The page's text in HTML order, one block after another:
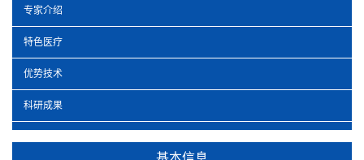
专家介绍
特色医疗
优势技术
科研成果